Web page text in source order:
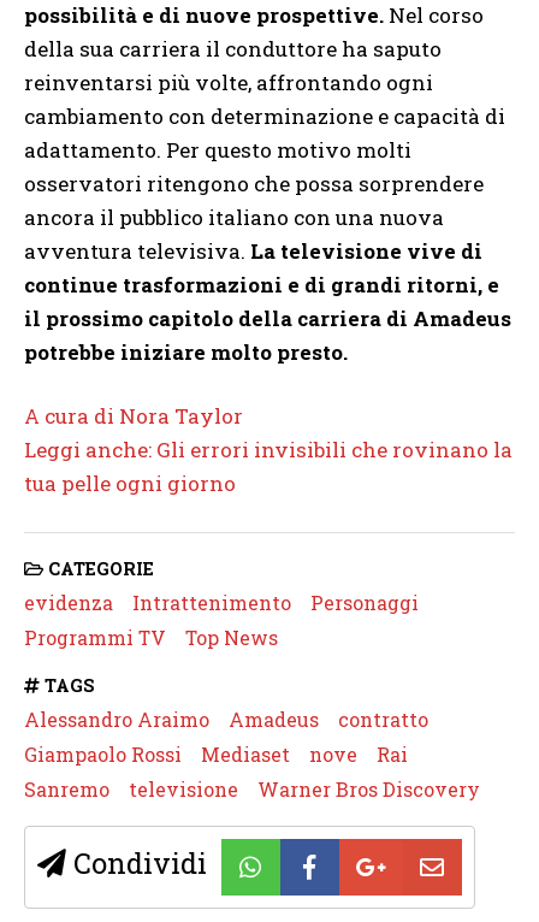
possibilità e di nuove prospettive. Nel corso
della sua carriera il conduttore ha saputo
reinventarsi più volte, affrontando ogni
cambiamento con determinazione e capacità di
adattamento. Per questo motivo molti
osservatori ritengono che possa sorprendere
ancora il pubblico italiano con una nuova
avventura televisiva. La televisione vive di
continue trasformazioni e di grandi ritorni, e
il prossimo capitolo della carriera di Amadeus
potrebbe iniziare molto presto.
A cura di Nora Taylor
Leggi anche: Gli errori invisibili che rovinano la
tua pelle ogni giorno
CATEGORIE
evidenza Intrattenimento
Personaggi
Programmi TV
Top News
TAGS
Alessandro Araimo Amadeus
contratto
Giampaolo Rossi
Mediaset nove
Rai
Sanremo
televisione Warner Bros Discovery
Condividi